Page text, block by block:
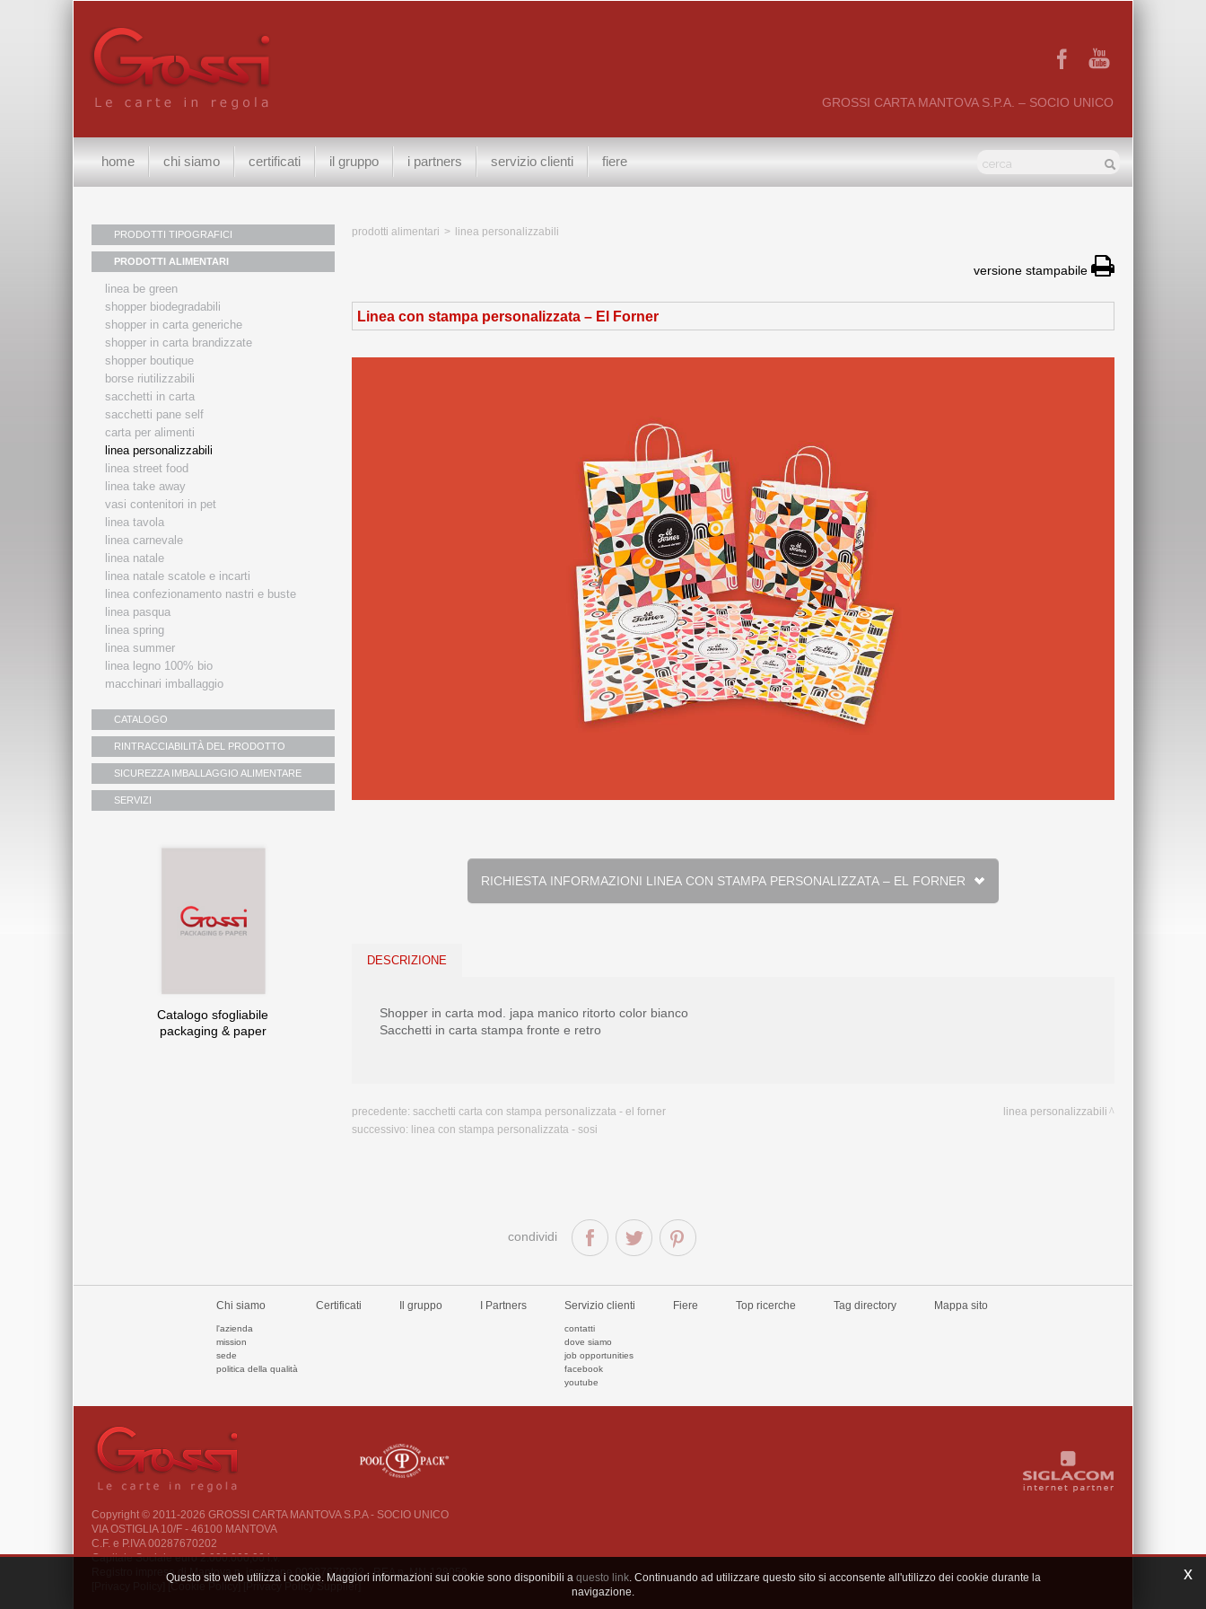
GROSSI CARTA MANTOVA S.P.A. – SOCIO UNICO
home chi siamo certificati il gruppo i partners servizio clienti fiere
PRODOTTI TIPOGRAFICI
PRODOTTI ALIMENTARI
linea be green
shopper biodegradabili
shopper in carta generiche
shopper in carta brandizzate
shopper boutique
borse riutilizzabili
sacchetti in carta
sacchetti pane self
carta per alimenti
linea personalizzabili
linea street food
linea take away
vasi contenitori in pet
linea tavola
linea carnevale
linea natale
linea natale scatole e incarti
linea confezionamento nastri e buste
linea pasqua
linea spring
linea summer
linea legno 100% bio
macchinari imballaggio
CATALOGO
RINTRACCIABILITÀ DEL PRODOTTO
SICUREZZA IMBALLAGGIO ALIMENTARE
SERVIZI
Catalogo sfogliabile
packaging & paper
prodotti alimentari > linea personalizzabili
versione stampabile
Linea con stampa personalizzata – El Forner
RICHIESTA INFORMAZIONI LINEA CON STAMPA PERSONALIZZATA – EL FORNER
DESCRIZIONE
Shopper in carta mod. japa manico ritorto color bianco
Sacchetti in carta stampa fronte e retro
precedente: sacchetti carta con stampa personalizzata - el forner
successivo: linea con stampa personalizzata - sosi
linea personalizzabili
condividi
Chi siamo
l'azienda
mission
sede
politica della qualità
Certificati Il gruppo I Partners Servizio clienti
contatti
dove siamo
job opportunities
facebook
youtube
Fiere Top ricerche Tag directory Mappa sito
Copyright © 2011-2026 GROSSI CARTA MANTOVA S.P.A - SOCIO UNICO
VIA OSTIGLIA 10/F - 46100 MANTOVA
C.F. e P.IVA 00287670202
Capitale Sociale euro 2.000.000,00 i.v.
Registro imprese di Mantova n. iscrizione 00287670202 - REA n. MN-128058
x
Questo sito web utilizza i cookie. Maggiori informazioni sui cookie sono disponibili a questo link. Continuando ad utilizzare questo sito si acconsente all'utilizzo dei cookie durante la
navigazione.
[Cookie Policy] [Privacy Policy Supplier]